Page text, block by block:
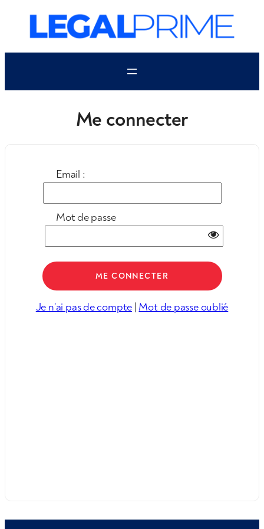
contenu
Me connecter
Email :
Mot de passe
Je n'ai pas de compte | Mot de passe oublié